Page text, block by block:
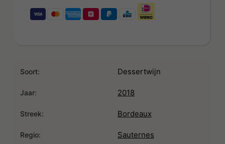
Soort: Dessertwijn
Jaar: 2018
Streek: Bordeaux
Regio: Sauternes